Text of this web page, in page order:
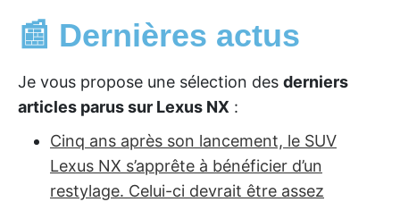
📰 Dernières actus
Je vous propose une sélection des derniers
articles parus sur Lexus NX :
Cinq ans après son lancement, le SUV
Lexus NX s’apprête à bénéficier d’un
restylage. Celui-ci devrait être assez